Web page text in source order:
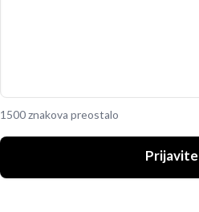
1500 znakova preostalo
Prijavite